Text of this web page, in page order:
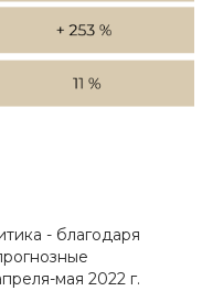
- благодаря
мая 2022 г.